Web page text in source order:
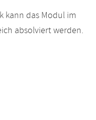
kann das Modul im
absolviert werden.